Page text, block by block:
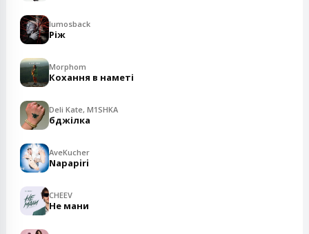
lumosback
Ріж
Morphom
Кохання в наметі
Deli Kate, M1SHKA
бджілка
AveKucher
Napapiri
CHEEV
Не мани